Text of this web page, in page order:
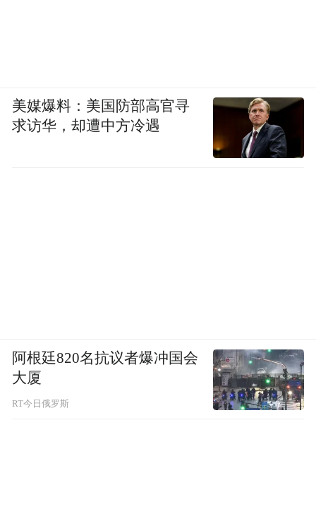
美媒爆料：美国防部高官寻
求访华，却遭中方冷遇
阿根廷820名抗议者爆冲国会
大厦
RT今日俄罗斯